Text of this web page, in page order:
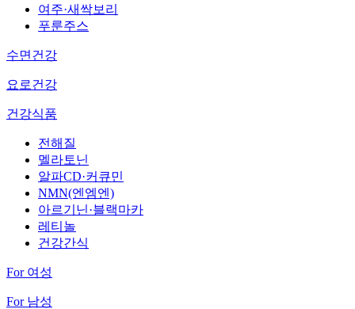
여주·새싹보리
푸룬주스
수면건강
요로건강
건강식품
전해질
멜라토닌
알파CD·커큐민
NMN(엔엠엔)
아르기닌·블랙마카
레티놀
건강간식
For 여성
For 남성